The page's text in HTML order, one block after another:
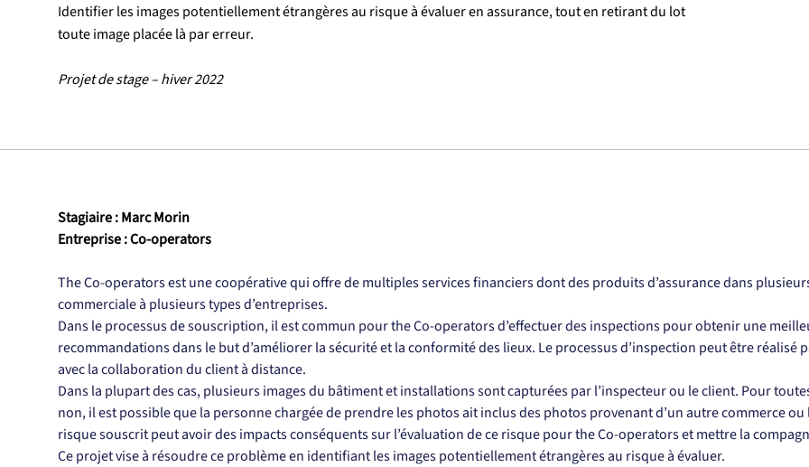
Identifier les images potentiellement étrangères au risque à évaluer en assurance, tout en retirant du lot
toute image placée là par erreur.
Projet de stage – hiver 2022
Stagiaire : Marc Morin
Entreprise : Co-operators
The Co-operators est une coopérative qui offre de multiples services financiers dont des produits d’assurance dans
commerciale à plusieurs types d’entreprises.
Dans le processus de souscription, il est commun pour the Co-operators d’effectuer des inspections pour obtenir une
recommandations dans le but d’améliorer la sécurité et la conformité des lieux. Le processus d’inspection peut être
avec la collaboration du client à distance.
Dans la plupart des cas, plusieurs images du bâtiment et installations sont capturées par l’inspecteur ou le client. Pour
non, il est possible que la personne chargée de prendre les photos ait inclus des photos provenant d’un autre commerce
risque souscrit peut avoir des impacts conséquents sur l’évaluation de ce risque pour the Co-operators et mettre la
Ce projet vise à résoudre ce problème en identifiant les images potentiellement étrangères au risque à évaluer.